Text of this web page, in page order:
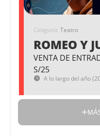
Categoría Teatro
ROMEO Y
VENTA DE
S/25
A lo largo del año